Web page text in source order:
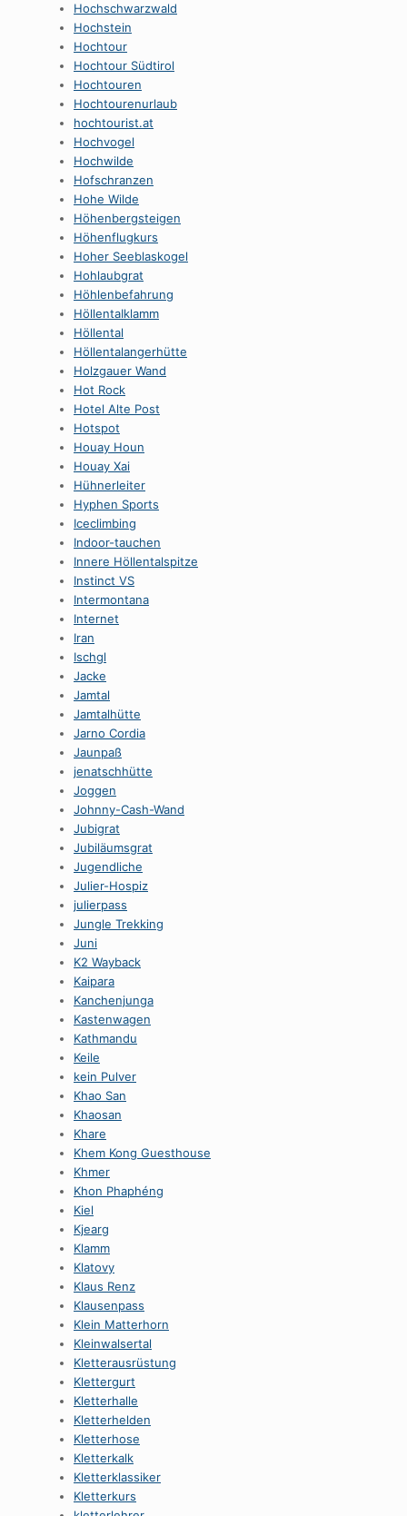
Hochschwarzwald
Hochstein
Hochtour
Hochtour Südtirol
Hochtouren
Hochtourenurlaub
hochtourist.at
Hochvogel
Hochwilde
Hofschranzen
Hohe Wilde
Höhenbergsteigen
Höhenflugkurs
Hoher Seeblaskogel
Hohlaubgrat
Höhlenbefahrung
HöllentaIklamm
Höllental
Höllentalangerhütte
Holzgauer Wand
Hot Rock
Hotel Alte Post
Hotspot
Houay Houn
Houay Xai
Hühnerleiter
Hyphen Sports
Iceclimbing
Indoor-tauchen
Innere Höllentalspitze
Instinct VS
Intermontana
Internet
Iran
Ischgl
Jacke
Jamtal
Jamtalhütte
Jarno Cordia
Jaunpaß
jenatschhütte
Joggen
Johnny-Cash-Wand
Jubigrat
Jubiläumsgrat
Jugendliche
Julier-Hospiz
julierpass
Jungle Trekking
Juni
K2 Wayback
Kaipara
Kanchenjunga
Kastenwagen
Kathmandu
Keile
kein Pulver
Khao San
Khaosan
Khare
Khem Kong Guesthouse
Khmer
Khon Phaphéng
Kiel
Kjearg
Klamm
Klatovy
Klaus Renz
Klausenpass
Klein Matterhorn
Kleinwalsertal
Kletterausrüstung
Klettergurt
Kletterhalle
Kletterhelden
Kletterhose
Kletterkalk
Kletterklassiker
Kletterkurs